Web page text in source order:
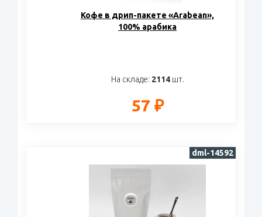
Кофе в дрип-пакете «Arabean»,
100% арабика
На складе: 2114шт.
57 ₽
dml-14592